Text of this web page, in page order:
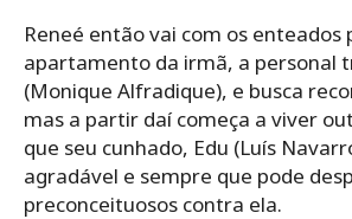
Reneé então vai com os enteados
apartamento da irmã, a personal
(Monique Alfradique), e busca
mas a partir daí começa a viver
que seu cunhado, Edu (Luís
agradável e sempre que pode
preconceituosos contra ela.